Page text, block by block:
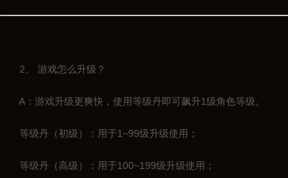
2、 游戏怎么升级？
A：游戏升级更爽快，使用等级丹即可飙升1级角色等级。
等级丹（初级）：用于1~99级升级使用；
等级丹（高级）：用于100~199级升级使用；